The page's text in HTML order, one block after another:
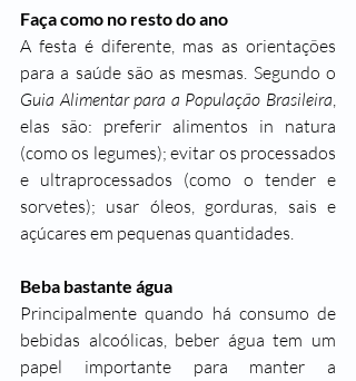
Faça como no resto do ano
A festa é diferente, mas as orientações
Guia Alimentar para a População Brasileira,
elas são: preferir alimentos in natura
(como os legumes); evitar os processados
e ultraprocessados (como o tender e
sorvetes); usar óleos, gorduras, sais e
açúcares em pequenas quantidades.
Beba bastante água
Principalmente quando há consumo de
bebidas alcoólicas, beber água tem um
papel importante para manter a